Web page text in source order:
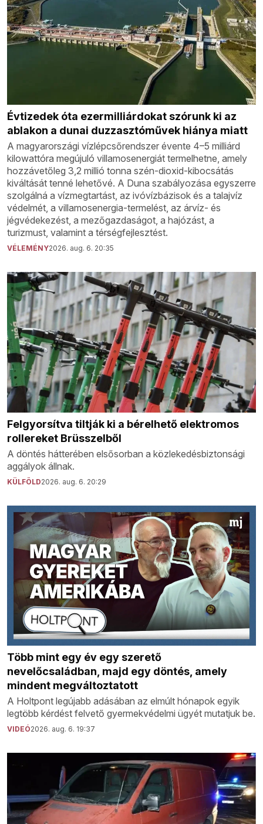
Évtizedek óta ezermilliárdokat szórunk ki az
ablakon a dunai duzzasztóművek hiánya miatt
A magyarországi vízlépcsőrendszer évente 4–5 milliárd
kilowattóra megújuló villamosenergiát termelhetne, amely
hozzávetőleg 3,2 millió tonna szén-dioxid-kibocsátás
kiváltását tenné lehetővé. A Duna szabályozása egyszerre
szolgálná a vízmegtartást, az ivóvízbázisok és a talajvíz
védelmét, a villamosenergia-termelést, az árvíz- és
jégvédekezést, a mezőgazdaságot, a hajózást, a
turizmust, valamint a térségfejlesztést.
VÉLEMÉNY2026. aug. 6. 20:35
Felgyorsítva tiltják ki a bérelhető elektromos
rollereket Brüsszelből
A döntés hátterében elsősorban a közlekedésbiztonsági
aggályok állnak.
KÜLFÖLD2026. aug. 6. 20:29
Több mint egy év egy szerető
nevelőcsaládban, majd egy döntés, amely
mindent megváltoztatott
A Holtpont legújabb adásában az elmúlt hónapok egyik
legtöbb kérdést felvető gyermekvédelmi ügyét mutatjuk be.
VIDEÓ2026. aug. 6. 19:37